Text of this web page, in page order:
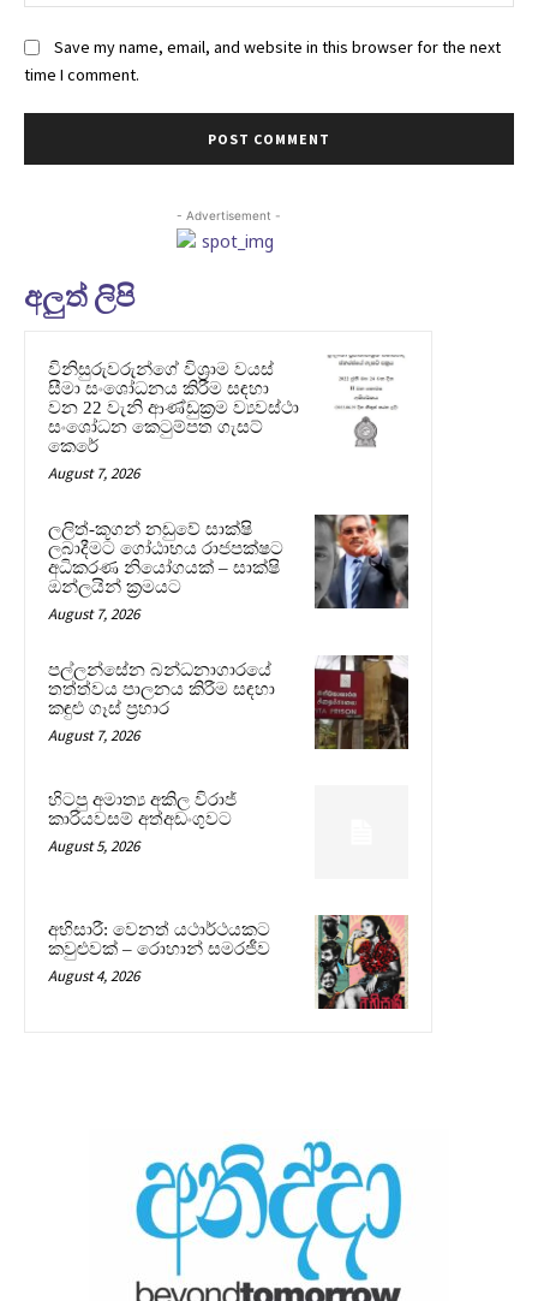
Save my name, email, and website in this browser for the next
time I comment.
- Advertisement -
අලුත් ලිපි
විනිසුරුවරුන්ගේ විශ්‍රාම වයස්
සීමා සංශෝධනය කිරීම සඳහා
වන 22 වැනි ආණ්ඩුක්‍රම ව්‍යවස්ථා
සංශෝධන කෙටුම්පත ගැසට්
කෙරේ
August 7, 2026
ලලිත්-කූගන් නඩුවේ සාක්ෂි
ලබාදීමට ගෝඨාභය රාජපක්ෂට
අධිකරණ නියෝගයක් – සාක්ෂි
ඔන්ලයින් ක්‍රමයට
August 7, 2026
පල්ලන්සේන බන්ධනාගාරයේ
තත්ත්වය පාලනය කිරීම සඳහා
කඳුළු ගෑස් ප්‍රහාර
August 7, 2026
හිටපු අමාත්‍ය අකිල විරාජ්
කාරියවසම් අත්අඩංගුවට
August 5, 2026
අභිසාරී: වෙනත් යථාර්ථයකට
කවුළුවක් – රොහාන් සමරජීව
August 4, 2026